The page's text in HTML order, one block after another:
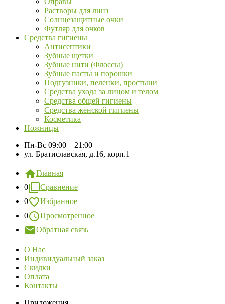
Растворы для линз
Солнцезащитные очки
Футляр для очков
Средства гигиены
Антисептики
Зубные щетки
Зубные нити (Флоссы)
Зубные пасты и порошки
Подгузники, пеленки, простыни
Средства ухода за лицом и телом
Средства общей гигиены
Средства женской гигиены
Косметика
Ножницы
Пн-Вс 09:00—21:00
ул. Братиславская, д.16, корп.1
Главная
0
Сравнение
0
Избранное
0
Просмотренное
Обратная связь
О Нас
Индивидуальный заказ
Скидки
Оплата
Контакты